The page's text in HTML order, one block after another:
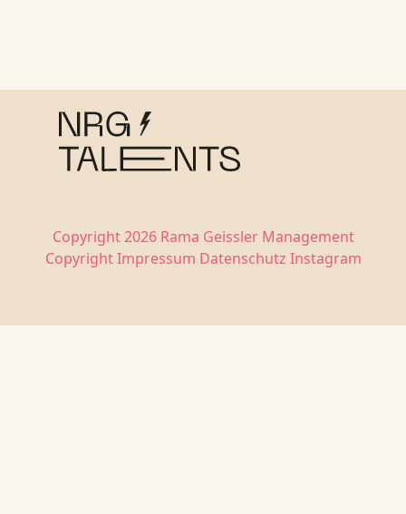
Copyright 2026 Rama Geissler Management
Copyright Impressum Datenschutz Instagram